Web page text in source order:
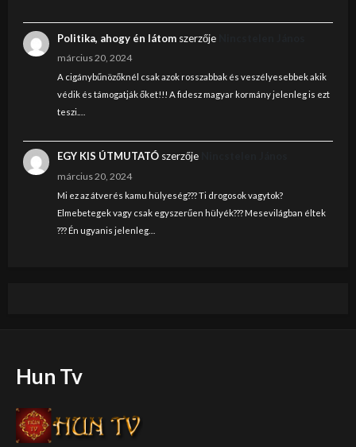
Politika, ahogy én látomszerzője
március 20, 2024
A cigánybűnözőknél csak azok rosszabbak és veszélyesebbek akik
védik és támogatják őket!!! A fidesz magyar kormány jelenleg is ezt
teszi.…
EGY KIS ÚTMUTATÓszerzője
március 20, 2024
Mi ez az átverés kamu hülyeség??? Ti drogosok vagytok?
Elmebetegek vagy csak egyszerűen hülyék??? Mesevilágban éltek
??? Én ugyanis jelenleg…
Hun Tv